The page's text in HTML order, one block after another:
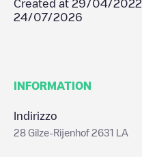
Created at 29/04/2022
24/07/2026
INFORMATION
Indirizzo
28 Gilze-Rijenhof 2631 LA